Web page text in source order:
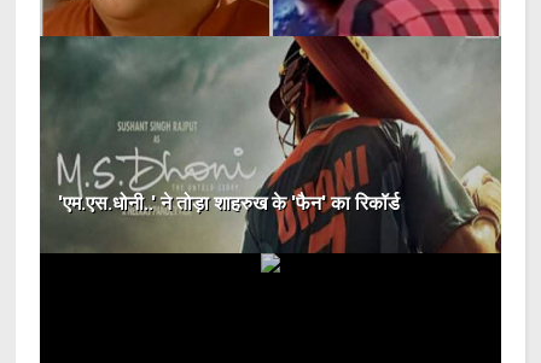
'एम.एस.धोनी..' ने तोड़ा शाहरुख के 'फैन' का रिकॉर्ड